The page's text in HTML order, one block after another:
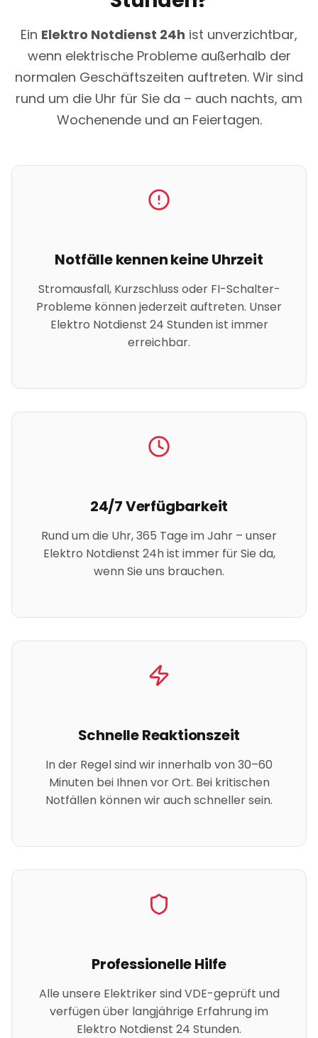
Ein Elektro Notdienst 24h ist unverzichtbar,
wenn elektrische Probleme außerhalb der
normalen Geschäftszeiten auftreten. Wir sind
rund um die Uhr für Sie da – auch nachts, am
Wochenende und an Feiertagen.
Notfälle kennen keine Uhrzeit
Stromausfall, Kurzschluss oder FI-Schalter-
Probleme können jederzeit auftreten. Unser
Elektro Notdienst 24 Stunden ist immer
erreichbar.
24/7 Verfügbarkeit
Rund um die Uhr, 365 Tage im Jahr – unser
Elektro Notdienst 24h ist immer für Sie da,
wenn Sie uns brauchen.
Schnelle Reaktionszeit
In der Regel sind wir innerhalb von 30–60
Minuten bei Ihnen vor Ort. Bei kritischen
Notfällen können wir auch schneller sein.
Professionelle Hilfe
Alle unsere Elektriker sind VDE-geprüft und
verfügen über langjährige Erfahrung im
Elektro Notdienst 24 Stunden.